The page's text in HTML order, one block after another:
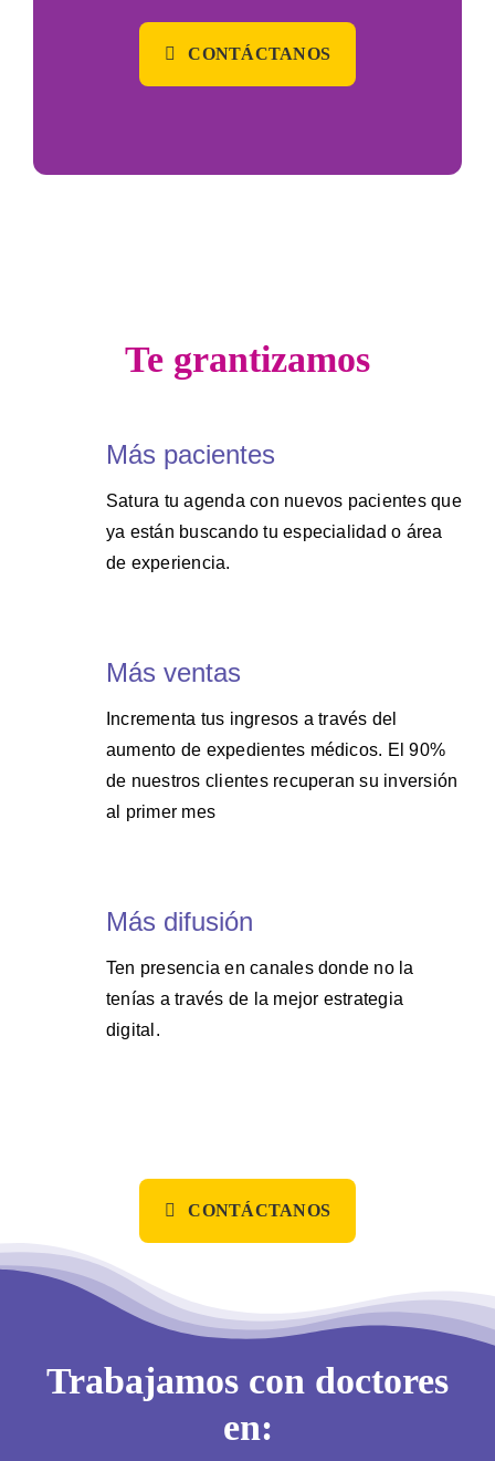
CONTÁCTANOS
Te grantizamos
Más pacientes
Satura tu agenda con nuevos pacientes que
ya están buscando tu especialidad o área
de experiencia.
Más ventas
Incrementa tus ingresos a través del
aumento de expedientes médicos. El 90%
de nuestros clientes recuperan su inversión
al primer mes
Más difusión
Ten presencia en canales donde no la
tenías a través de la mejor estrategia
digital.
CONTÁCTANOS
Trabajamos con doctores
en: